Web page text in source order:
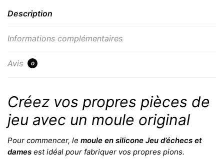
Description
Informations complémentaires
Avis 0
Créez vos propres pièces de
jeu avec un moule original
Pour commencer, le moule en silicone Jeu d’échecs et
dames est idéal pour fabriquer vos propres pions.